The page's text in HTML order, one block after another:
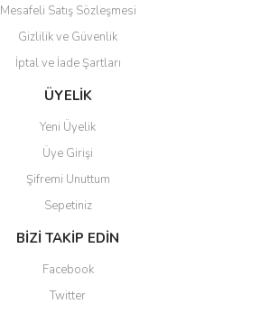
Gönder
Mesafeli Satış Sözleşmesi
Gizlilik ve Güvenlik
İptal ve İade Şartları
ÜYELİK
Yeni Üyelik
Üye Girişi
Şifremi Unuttum
Sepetiniz
BİZİ TAKİP EDİN
Facebook
Twitter